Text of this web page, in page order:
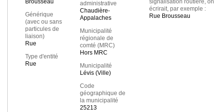
Brousseau
Générique
(avec ou sans
particules de
liaison)
Rue
Type d'entité
Rue
administrative
Chaudière-
Appalaches
Municipalité
régionale de
comté (MRC)
Hors MRC
Municipalité
Lévis (Ville)
Code
géographique de
la municipalité
25213
signalisation routière, on
écrirait, par exemple :
Rue Brousseau